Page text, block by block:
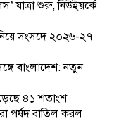
যাত্রা শুরু, নিউইয়র্কে
সংসদে ২০২৬-২৭
বাংলাদেশ: নতুন
৪১ শতাংশ
পর্ষদ বাতিল করল